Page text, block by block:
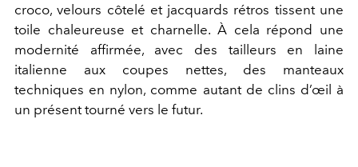
croco, velours côtelé et jacquards rétros tissent une
toile chaleureuse et charnelle. À cela répond une
modernité affirmée, avec des tailleurs en laine
italienne aux coupes nettes, des manteaux
techniques en nylon, comme autant de clins d’œil à
un présent tourné vers le futur.